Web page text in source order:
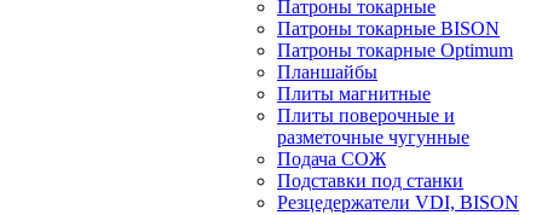
Патроны токарные
Патроны токарные BISON
Патроны токарные Optimum
Планшайбы
Плиты магнитные
Плиты поверочные и
разметочные чугунные
Подача СОЖ
Подставки под станки
Резцедержатели VDI, BISON